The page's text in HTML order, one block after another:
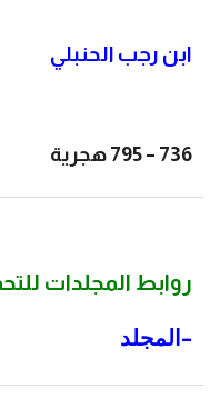
ابن رجب الحنبلي
736 – 795 هجرية
روابط المجلدات
–المجلد